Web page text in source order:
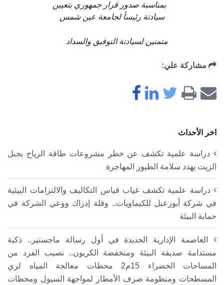
بمناسبة صدور قرار جمهوري بتعيين
سيادتة رئيسأ لجامعة عين شمس
متمنين لسيادتة التوفيق والسداد
مشاركة علي:
اخر الأحداث
دراسة علمية تكشف عن خطر مشروعات طاقة الرياح بجبل
الزيت يهدد سلامة الطيور المهاجرة
دراسة علمية تكشف غياب قياس التكاليف والالتزامات البيئية
في شركة أبوزعبل للكيماويات.. وقلة إدراك ووعي الشركة في
حماية البيئة
العاصمة الإدارية الجديدة في أول رسالة ماجستير.. ذكية
مستدامة صديقة البيئة ومنخفضة الكربون.. نصيب الفرد من
المساحات الخضراء 15م2 محطات معالجة المياه لري
المسطحات ومنظومة صرف الأمطار لمواجهة السيول ومحطات